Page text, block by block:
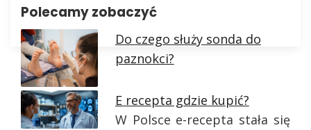
Polecamy zobaczyć
Do czego służy sonda do
paznokci?
E recepta gdzie kupić?
W Polsce e-recepta stała się